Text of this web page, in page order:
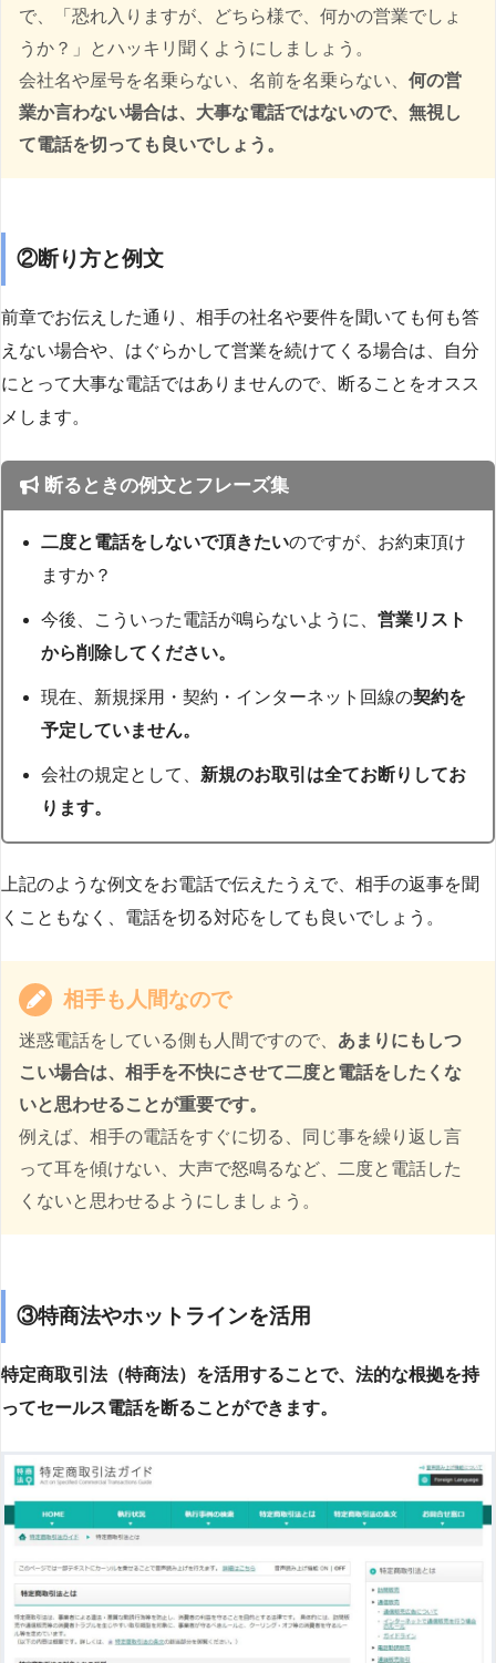
で、「恐れ入りますが、どちら様で、何かの営業でしょ
うか？」とハッキリ聞くようにしましょう。
会社名や屋号を名乗らない、名前を名乗らない、 何の営
業か言わない場合は、大事な電話ではないので、無視し
て電話を切っても良いでしょう。
②断り方と例文
前章でお伝えした通り、相手の社名や要件を聞いても何も答
えない場合や、はぐらかして営業を続けてくる場合は、自分
にとって大事な電話ではありませんので、断ることをオスス
メします。
断るときの例文とフレーズ集
二度と電話をしないで頂きたいのですが、お約束頂け
ますか？
今後、こういった電話が鳴らないように、営業リスト
から削除してください。
現在、新規採用・契約・インターネット回線の契約を
予定していません。
会社の規定として、 新規のお取引は全てお断りしてお
ります。
上記のような例文をお電話で伝えたうえで、相手の返事を聞
くこともなく、電話を切る対応をしても良いでしょう。
相手も人間なので
迷惑電話をしている側も人間ですので、 あまりにもしつ
こい場合は、相手を不快にさせて二度と電話をしたくな
いと思わせることが重要です。
例えば、相手の電話をすぐに切る、同じ事を繰り返し言
って耳を傾けない、大声で怒鳴るなど、二度と電話した
くないと思わせるようにしましょう。
③特商法やホットラインを活用
特定商取引法（特商法）を活用することで、法的な根拠を持
ってセールス電話を断ることができます。